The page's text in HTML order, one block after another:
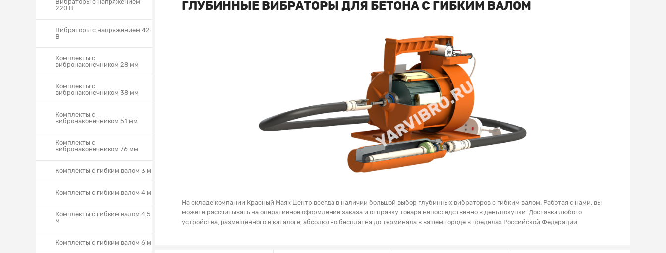
Вибраторы с напряжением
220 В
Вибраторы с напряжением 42
В
Комплекты с
вибронаконечником 28 мм
Комплекты с
вибронаконечником 38 мм
Комплекты с
вибронаконечником 51 мм
Комплекты с
вибронаконечником 76 мм
Комплекты с гибким валом 3 м
Комплекты с гибким валом 4 м
Комплекты с гибким валом 4,5
м
Комплекты с гибким валом 6 м
ГЛУБИННЫЕ ВИБРАТОРЫ ДЛЯ БЕТОНА С ГИБКИМ ВАЛОМ
На складе компании Красный Маяк Центр всегда в наличии большой выбор глубинных вибраторов с гибким валом. Работая с нами, вы
можете рассчитывать на оперативное оформление заказа и отправку товара непосредственно в день покупки. Доставка любого
устройства, размещённого в каталоге, абсолютно бесплатна до терминала в вашем городе в пределах Российской Федерации.